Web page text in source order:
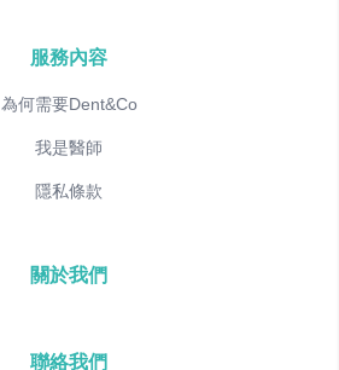
服務內容
為何需要Dent&Co
我是醫師
隱私條款
關於我們
聯絡我們